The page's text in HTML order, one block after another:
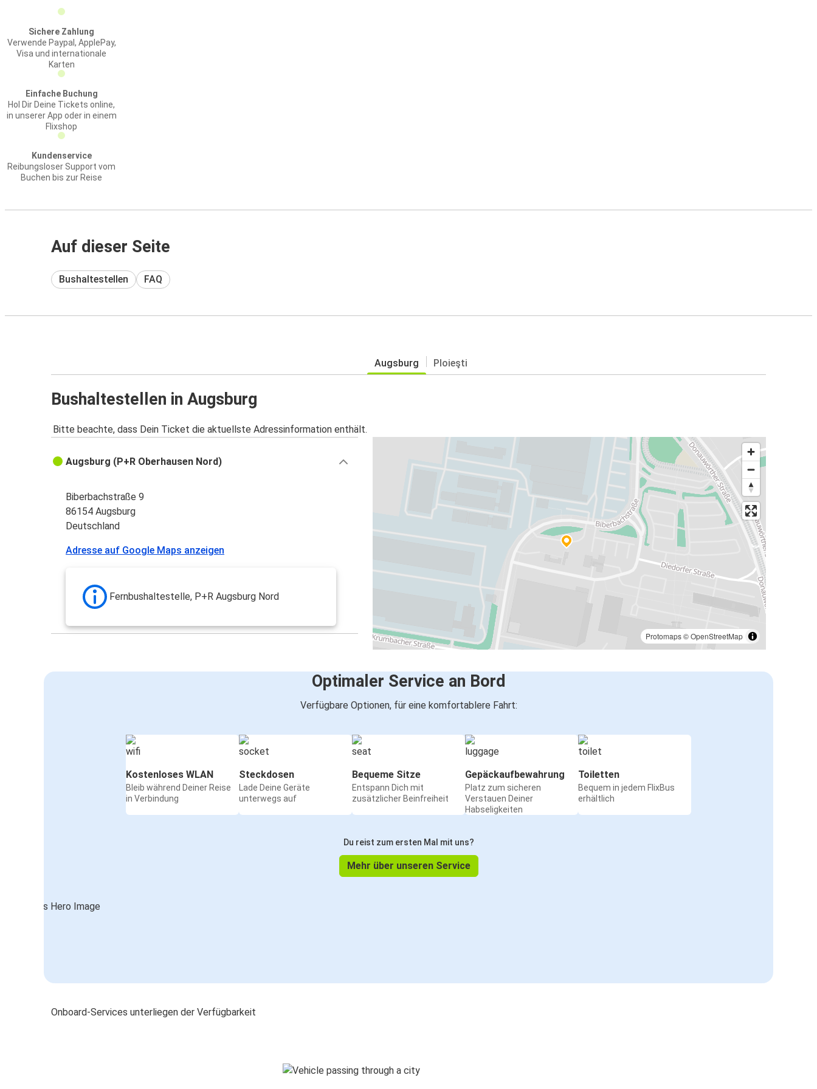
Sichere Zahlung
Verwende Paypal, ApplePay,
Visa und internationale
Karten
Einfache Buchung
Hol Dir Deine Tickets online,
in unserer App oder in einem
Flixshop
Kundenservice
Reibungsloser Support vom
Buchen bis zur Reise
Auf dieser Seite
Bushaltestellen FAQ
Augsburg Ploieşti
Bushaltestellen in Augsburg
Bitte beachte, dass Dein Ticket die aktuellste Adressinformation enthält.
Protomaps©OpenStreetMap
Augsburg (P+R Oberhausen Nord)
Biberbachstraße 9
86154 Augsburg
Deutschland
Adresse auf Google Maps anzeigen
Fernbushaltestelle, P+R Augsburg Nord
Optimaler Service an Bord
Verfügbare Optionen, für eine komfortablere Fahrt:
Kostenloses WLAN
Bleib während Deiner Reise
in Verbindung
Steckdosen
Lade Deine Geräte
unterwegs auf
Bequeme Sitze
Entspann Dich mit
zusätzlicher Beinfreiheit
Gepäckaufbewahrung
Platz zum sicheren
Verstauen Deiner
Habseligkeiten
Toiletten
Bequem in jedem FlixBus
erhältlich
Du reist zum ersten Mal mit uns?
Mehr über unseren Service
Onboard-Services unterliegen der Verfügbarkeit